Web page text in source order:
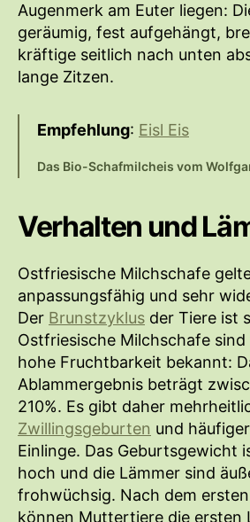
Augenmerk am Euter liegen:
geräumig, fest aufgehängt,
kräftige seitlich nach unten
lange Zitzen.
Empfehlung: Eisl Eis
Das Bio-Schafmilcheis vom
Verhalten und
Ostfriesische Milchschafe
anpassungsfähig und sehr
Der Brunstzyklus der Tiere ist
Ostfriesische Milchschafe
hohe Fruchtbarkeit bekannt:
Ablammergebnis beträgt
210%. Es gibt daher
Zwillingsgeburten und
Einlinge. Das Geburtsgewicht
hoch und die Lämmer sind
frohwüchsig. Nach dem
können Muttertiere die ersten